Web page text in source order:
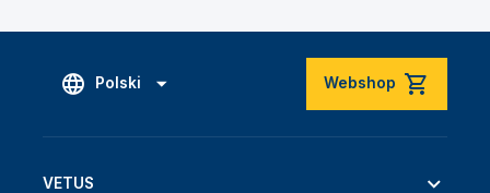
Polski Webshop
VETUS